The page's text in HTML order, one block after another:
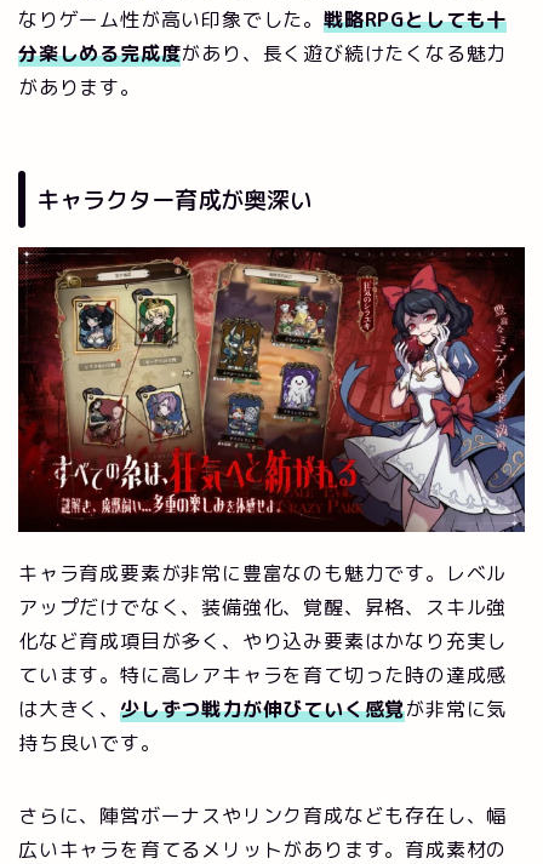
なりゲーム性が高い印象でした。戦略RPGとしても十
分楽しめる完成度があり、長く遊び続けたくなる魅力
があります。
キャラクター育成が奥深い
キャラ育成要素が非常に豊富なのも魅力です。レベル
アップだけでなく、装備強化、覚醒、昇格、スキル強
化など育成項目が多く、やり込み要素はかなり充実し
ています。特に高レアキャラを育て切った時の達成感
は大きく、 少しずつ戦力が伸びていく感覚が非常に気
持ち良いです。
さらに、陣営ボーナスやリンク育成なども存在し、幅
広いキャラを育てるメリットがあります。育成素材の